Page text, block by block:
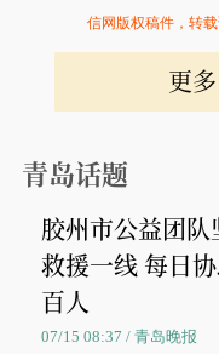
信网版权稿件，转载
更多
青岛话题
胶州市公益团
救援一线 每日
百人
07/15 08:37 / 青岛晚报